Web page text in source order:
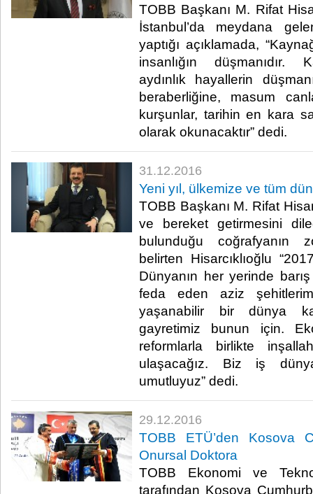
TOBB Başkanı M. Rifat
İstanbul’da meydana
yaptığı açıklamada,
insanlığın düşmanıdır.
aydınlık hayallerin
beraberliğine, masum
kurşunlar, tarihin en kara
olarak okunacaktır” dedi.​
31.12.2016
Yeni yıl, ülkemize ve tüm
TOBB Başkanı M. Rifat
ve bereket getirmesini
bulunduğu coğrafyanın
belirten Hisarcıklıoğlu
Dünyanın her yerinde
feda eden aziz
yaşanabilir bir dünya
gayretimiz bunun için.
reformlarla birlikte
ulaşacağız. Biz iş
umutluyuz” dedi.​
29.12.2016
TOBB ETÜ’den Kosova
Onursal Doktora
TOBB Ekonomi ve
tarafından Kosova